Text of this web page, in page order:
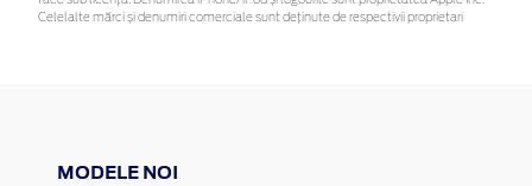
Celelalte mărci și denumiri comerciale sunt deținute de respectivii proprietari
MODELE NOI